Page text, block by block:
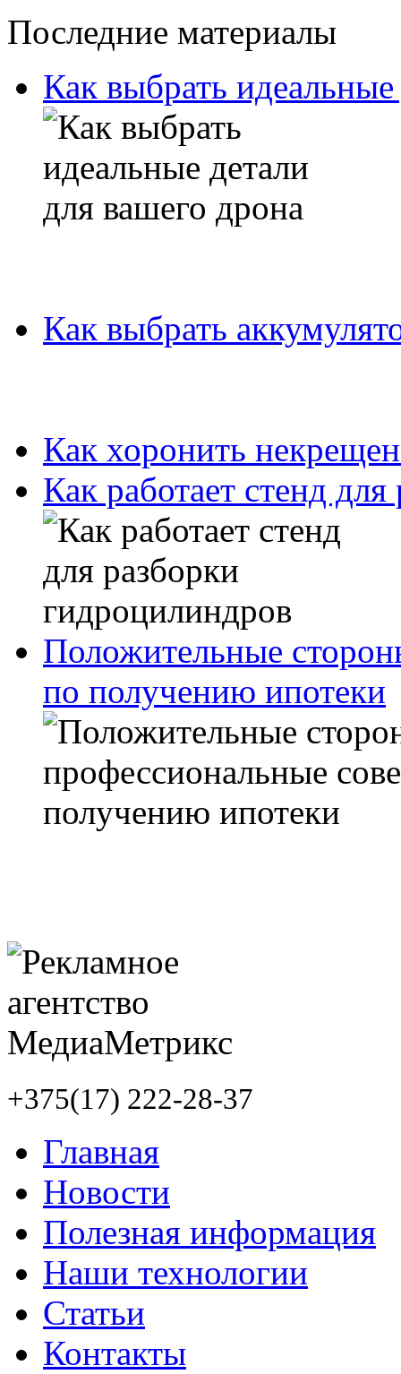
Последние материалы
Как выбрать
Как выбрать
Как хоронить
Как работает стенд
Положительные
по получению ипотеки
+375(17) 222-28-37
Главная
Новости
Полезная информация
Наши технологии
Статьи
Контакты